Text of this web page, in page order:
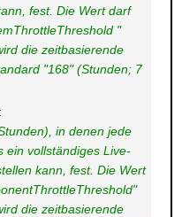
fest. Die Wert darf
"
die zeitbasierende
"168" (Stunden; 7
in denen jede
ein vollständiges Live-
kann, fest. Die Wert
die zeitbasierende